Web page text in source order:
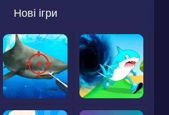
Нові ігри